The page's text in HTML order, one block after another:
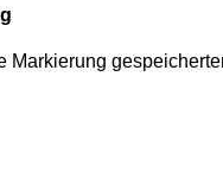
Markierung